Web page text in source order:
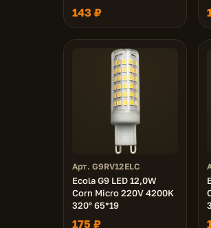
143 ₽
Арт. G9RV12ELC
Ecola G9 LED 12,0W
Corn Micro 220V 4200K
320° 65*19
175 ₽